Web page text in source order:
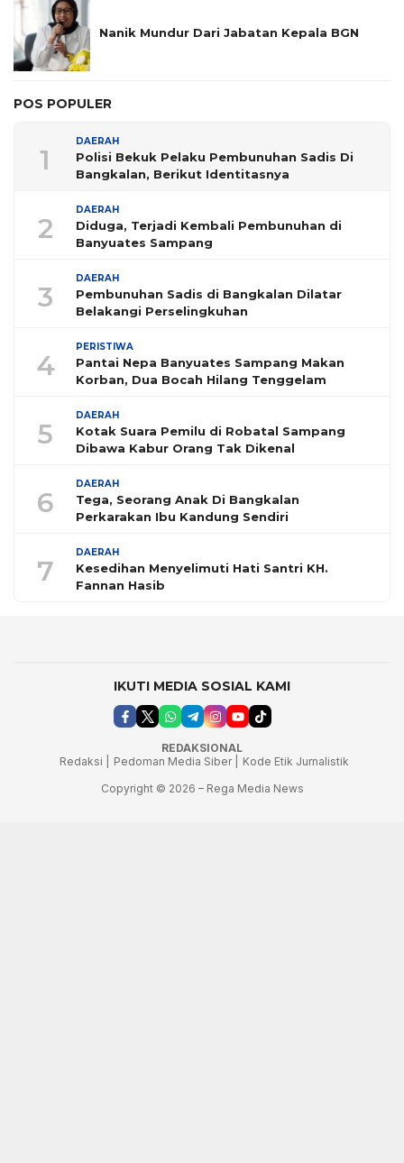
Nanik Mundur Dari Jabatan Kepala BGN
POS POPULER
1
DAERAH
Polisi Bekuk Pelaku Pembunuhan Sadis Di
Bangkalan, Berikut Identitasnya
2
DAERAH
Diduga, Terjadi Kembali Pembunuhan di
Banyuates Sampang
3
DAERAH
Pembunuhan Sadis di Bangkalan Dilatar
Belakangi Perselingkuhan
4
PERISTIWA
Pantai Nepa Banyuates Sampang Makan
Korban, Dua Bocah Hilang Tenggelam
5
DAERAH
Kotak Suara Pemilu di Robatal Sampang
Dibawa Kabur Orang Tak Dikenal
6
DAERAH
Tega, Seorang Anak Di Bangkalan
Perkarakan Ibu Kandung Sendiri
7
DAERAH
Kesedihan Menyelimuti Hati Santri KH.
Fannan Hasib
IKUTI MEDIA SOSIAL KAMI
REDAKSIONAL
Redaksi |
Pedoman Media Siber |
Kode Etik Jurnalistik
Copyright © 2026 – Rega Media News